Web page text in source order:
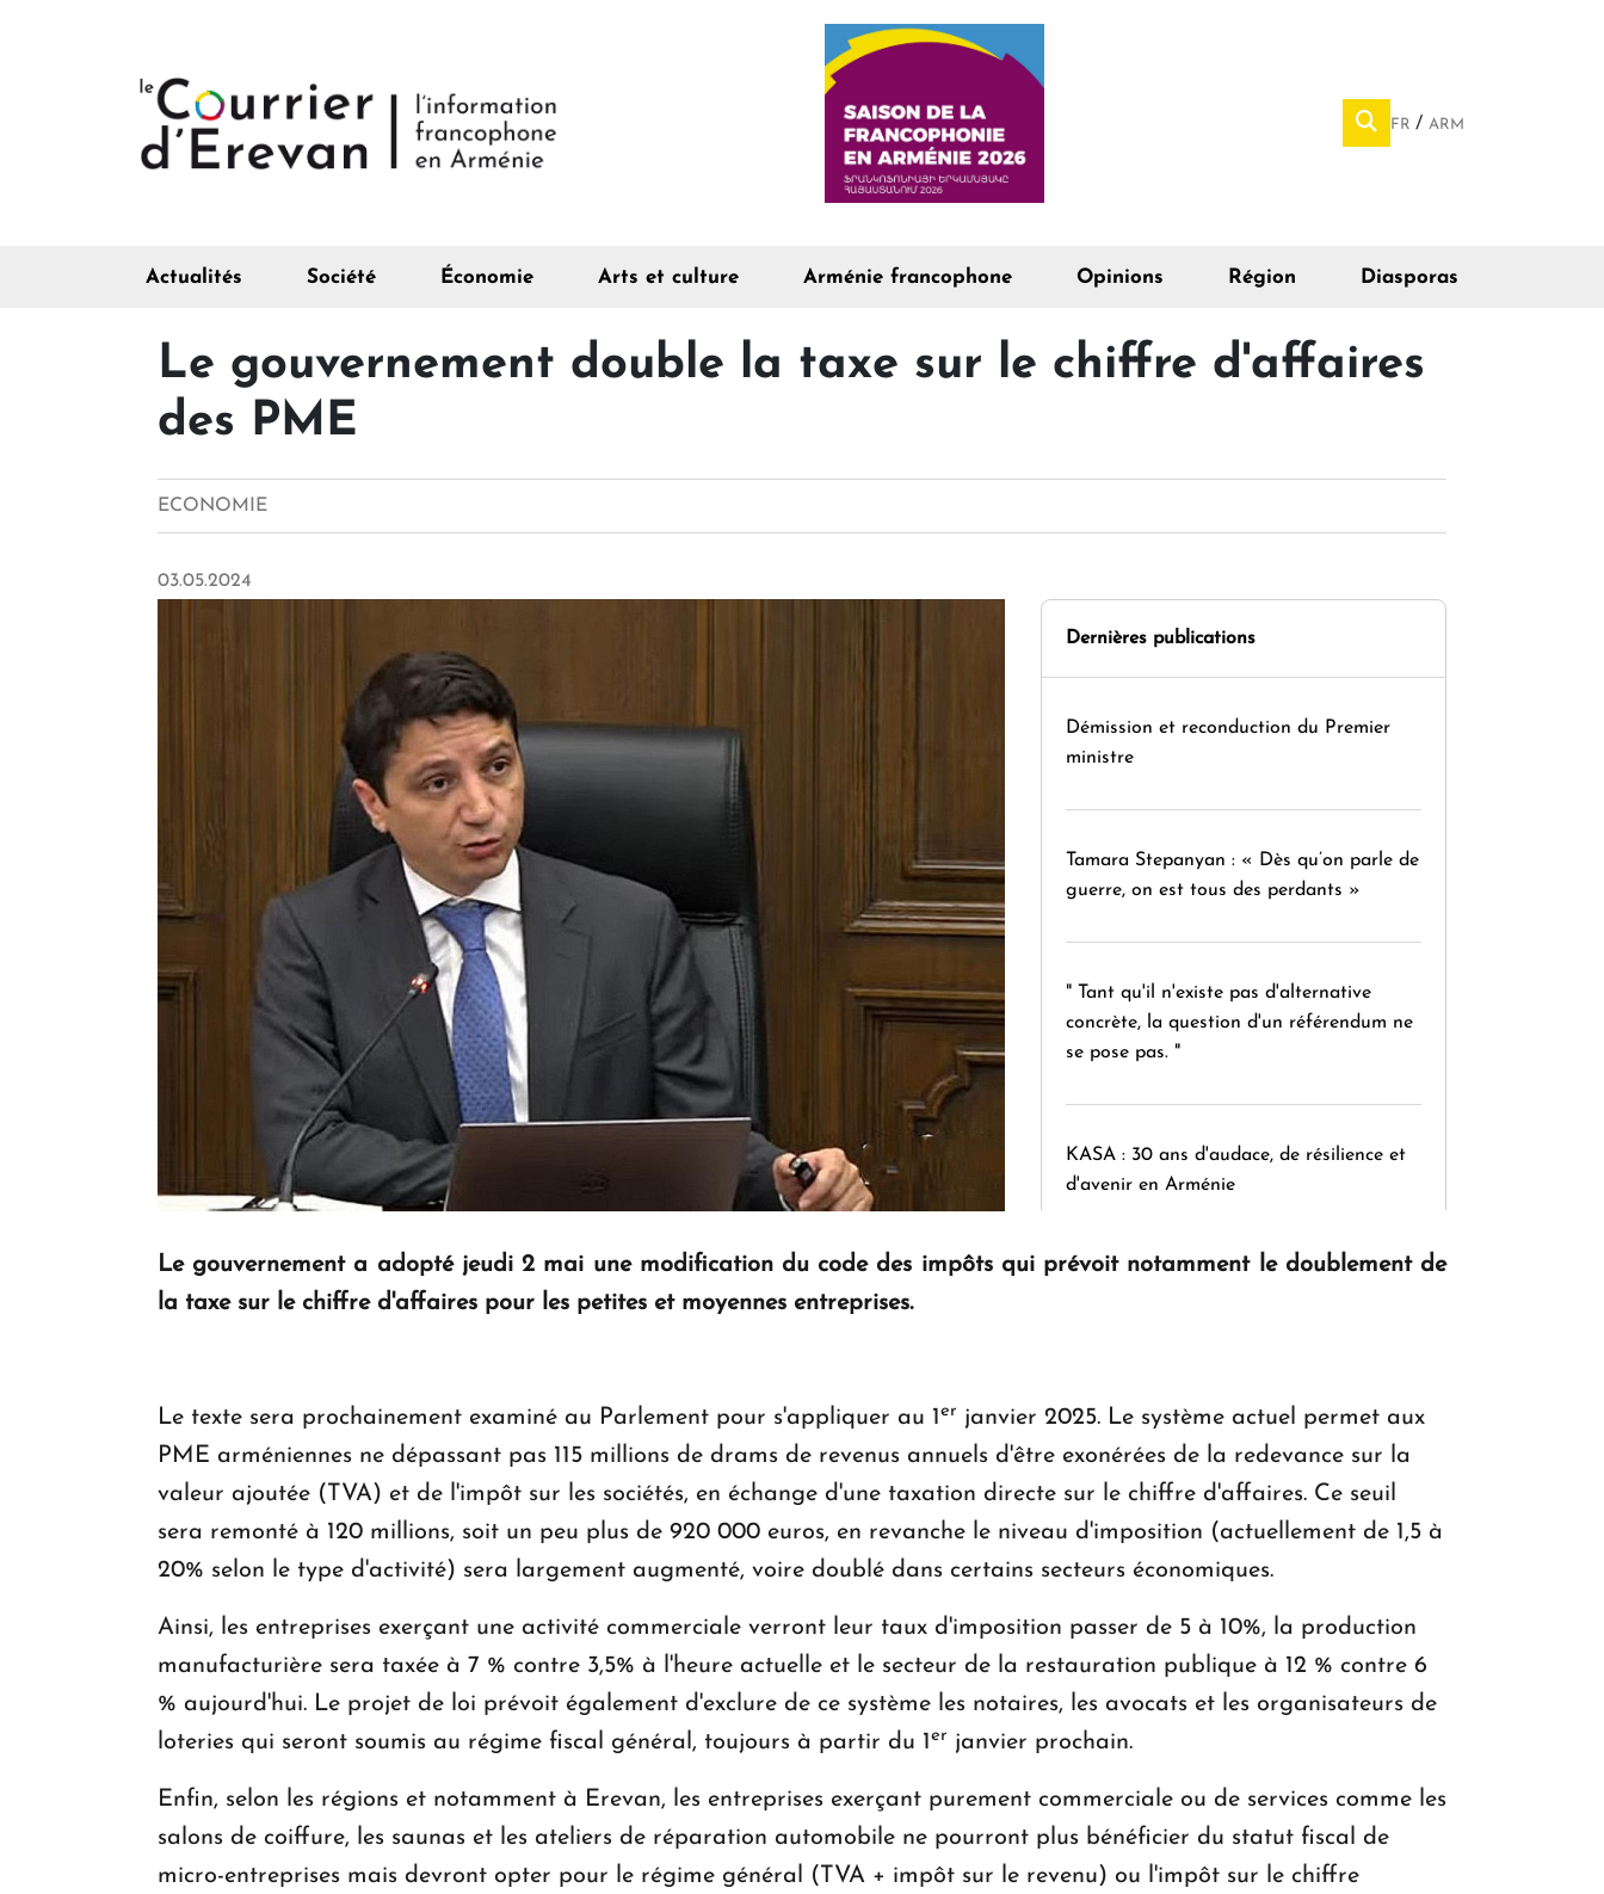
FR ARM
Actualités Société Économie Arts et culture Arménie francophone Opinions Région Diasporas
Le gouvernement double la taxe sur le chiffre d'affaires
des PME
ECONOMIE
03.05.2024
Dernières publications
Démission et reconduction du Premier
ministre
Tamara Stepanyan : « Dès qu’on parle de
guerre, on est tous des perdants »
" Tant qu'il n'existe pas d'alternative
concrète, la question d'un référendum ne
se pose pas. "
KASA : 30 ans d'audace, de résilience et
d'avenir en Arménie
Le gouvernement a adopté jeudi 2 mai une modification du code des impôts qui prévoit notamment le doublement de
la taxe sur le chiffre d'affaires pour les petites et moyennes entreprises.
Le texte sera prochainement examiné au Parlement pour s'appliquer au 1er janvier 2025. Le système actuel permet aux
PME arméniennes ne dépassant pas 115 millions de drams de revenus annuels d'être exonérées de la redevance sur la
valeur ajoutée (TVA) et de l'impôt sur les sociétés, en échange d'une taxation directe sur le chiffre d'affaires. Ce seuil
sera remonté à 120 millions, soit un peu plus de 920 000 euros, en revanche le niveau d'imposition (actuellement de 1,5 à
20% selon le type d'activité) sera largement augmenté, voire doublé dans certains secteurs économiques.
Ainsi, les entreprises exerçant une activité commerciale verront leur taux d'imposition passer de 5 à 10%, la production
manufacturière sera taxée à 7 % contre 3,5% à l'heure actuelle et le secteur de la restauration publique à 12 % contre 6
% aujourd'hui. Le projet de loi prévoit également d'exclure de ce système les notaires, les avocats et les organisateurs de
loteries qui seront soumis au régime fiscal général, toujours à partir du 1er janvier prochain.
Enfin, selon les régions et notamment à Erevan, les entreprises exerçant purement commerciale ou de services comme les
salons de coiffure, les saunas et les ateliers de réparation automobile ne pourront plus bénéficier du statut fiscal de
micro-entreprises mais devront opter pour le régime général (TVA + impôt sur le revenu) ou l'impôt sur le chiffre